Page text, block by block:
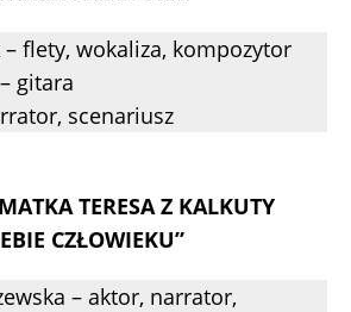
– flety, wokaliza, kompozytor
gitara
scenariusz
TERESA Z KALKUTY
CZŁOWIEKU”
– aktor, narrator,